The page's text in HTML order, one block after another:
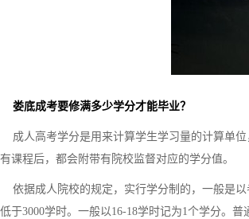
娄底成考要修满多少学分才能毕业？
成人高考学分是用来计算学生学习量的计算单
有课程后，都会附带有院校监督对应的学分值。
依据成人院校的规定，实行学分制的，一般是以
低于3000学时。一般以16-18学时记为1个学分。